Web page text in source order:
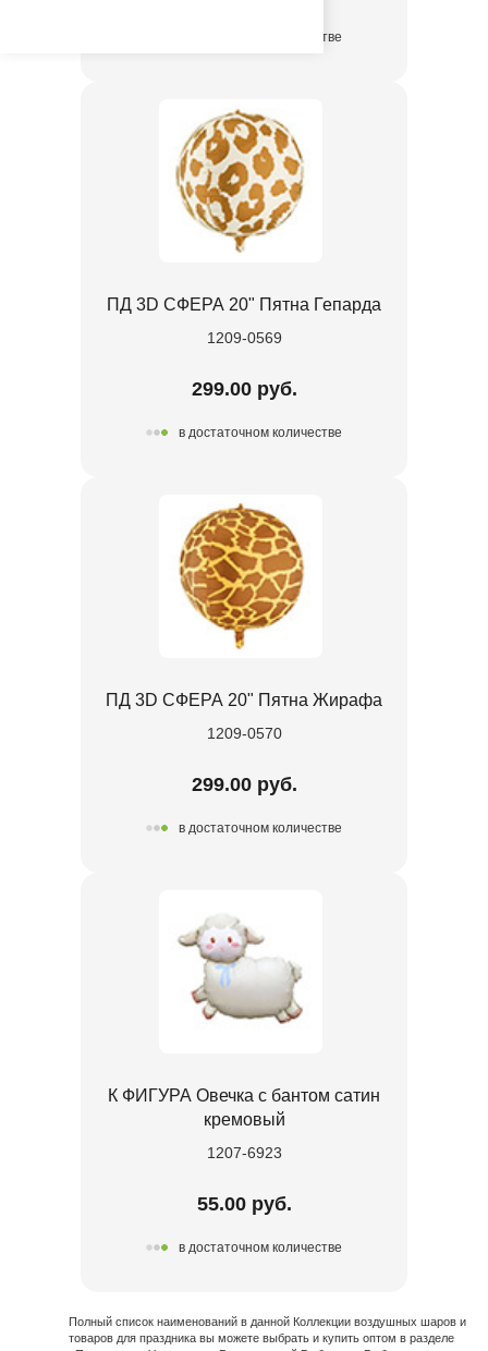
в достаточном количестве
ПД 3D СФЕРА 20" Пятна Гепарда
1209-0569
299.00 руб.
в достаточном количестве
ПД 3D СФЕРА 20" Пятна Жирафа
1209-0570
299.00 руб.
в достаточном количестве
К ФИГУРА Овечка с бантом сатин
кремовый
1207-6923
55.00 руб.
в достаточном количестве
Полный список наименований в данной Коллекции воздушных шаров и
товаров для праздника вы можете выбрать и купить оптом в разделе